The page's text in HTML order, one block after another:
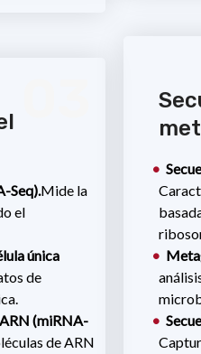
Seq).Mide la
el
única
de
(miRNA-
de ARN